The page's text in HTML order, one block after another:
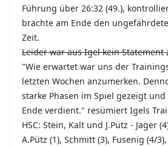
Führung über 26:32 (49.),
brachte am Ende den
Zeit.
Leider war aus Igel kein Statement
"Wie erwartet war uns der
letzten Wochen anzumerken.
starke Phasen im Spiel gezeigt
Ende verdient." resümiert Igels
HSC: Stein, Kalt und J.Pütz - Jager
A.Pütz (1), Schmitt (3), Fusenig (4/